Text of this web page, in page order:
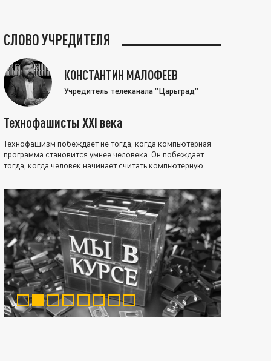
СЛОВО УЧРЕДИТЕЛЯ
КОНСТАНТИН МАЛОФЕЕВ
Учредитель телеканала "Царьград"
Технофашисты XXI века
Технофашизм побеждает не тогда, когда компьютерная
программа становится умнее человека. Он побеждает
тогда, когда человек начинает считать компьютерную